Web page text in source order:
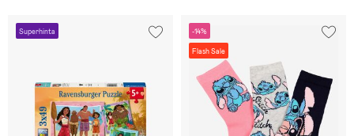
Superhinta -14%
Flash Sale